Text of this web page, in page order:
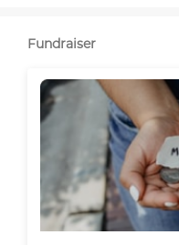
Fundraiser